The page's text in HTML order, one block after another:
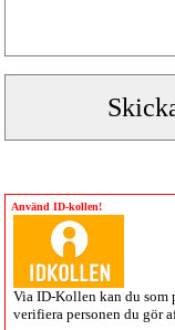
Använd ID-kollen!
Via ID-Kollen kan du som
verifiera personen du gör